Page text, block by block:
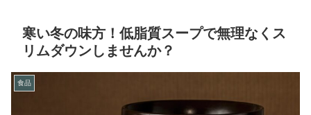
寒い冬の味方！低脂質スープで無理なくス
リムダウンしませんか？
食品